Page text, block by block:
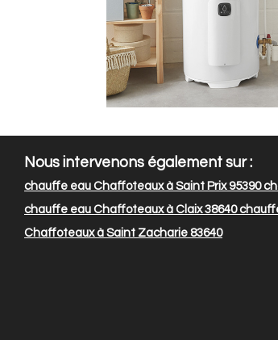
Nous intervenons également sur :
chauffe eau Chaffoteaux à Saint Prix 95390
chauffe eau Chaffoteaux à Claix 38640
Chaffoteaux à Saint Zacharie 83640